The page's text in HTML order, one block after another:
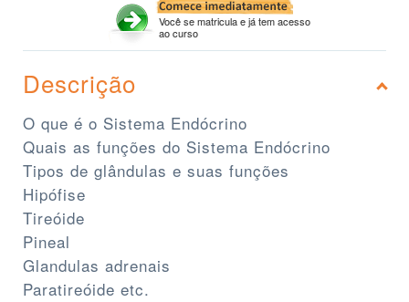
Você se matricula e já tem acesso
ao curso
Descrição
O que é o Sistema Endócrino
Quais as funções do Sistema Endócrino
Tipos de glândulas e suas funções
Hipófise
Tireóide
Pineal
Glandulas adrenais
Paratireóide etc.